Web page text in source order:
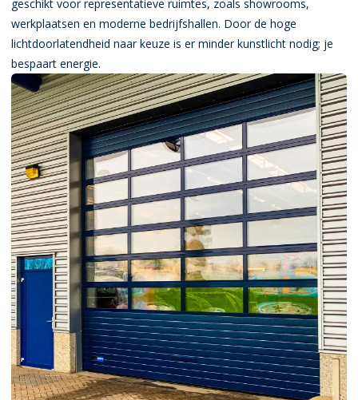
geschikt voor representatieve ruimtes, zoals showrooms,
werkplaatsen en moderne bedrijfshallen. Door de hoge
lichtdoorlatendheid naar keuze is er minder kunstlicht nodig; je
bespaart energie.